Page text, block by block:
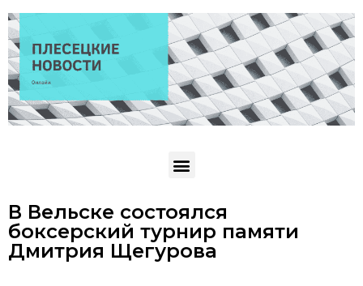
В Вельске состоялся
боксерский турнир памяти
Дмитрия Щегурова